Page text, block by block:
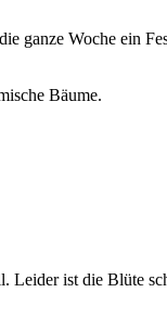
ganze Woche ein
Bäume.
ist die Blüte